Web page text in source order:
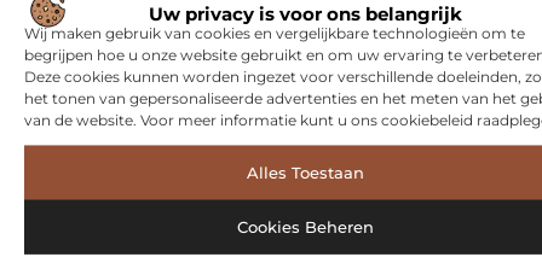
Uw privacy is voor ons belangrijk
Wij maken gebruik van cookies en vergelijkbare technologieën om te
begrijpen hoe u onze website gebruikt en om uw ervaring te
Deze cookies kunnen worden ingezet voor verschillende doeleinden,
het tonen van gepersonaliseerde advertenties en het meten van het
van de website. Voor meer informatie kunt u ons cookiebeleid
Alles Toestaan
Cookies Beheren
WONINGEN